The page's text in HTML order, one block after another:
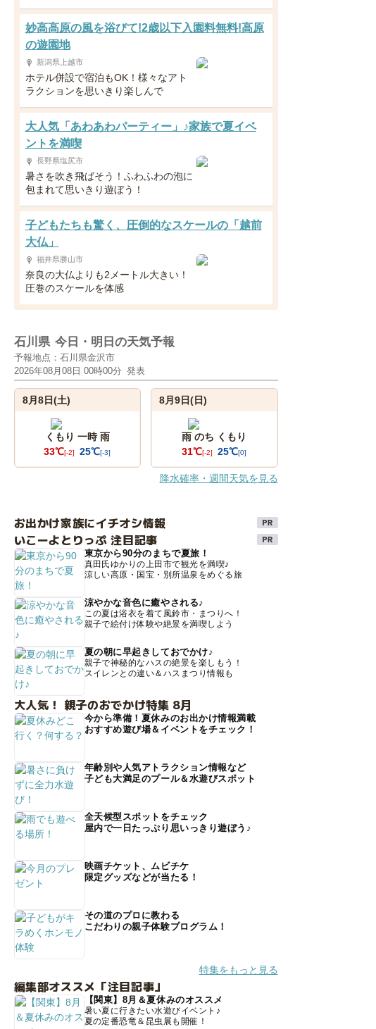
妙高高原の風を浴びて!2歳以下入園料無料!高原
の遊園地
新潟県上越市
ホテル併設で宿泊もOK！様々なアト
ラクションを思いきり楽しんで
大人気「あわあわパーティー」♪家族で夏イベ
ントを満喫
長野県塩尻市
暑さを吹き飛ばそう！ふわふわの泡に
包まれて思いきり遊ぼう！
子どもたちも驚く、圧倒的なスケールの「越前
大仏」
福井県勝山市
奈良の大仏よりも2メートル大きい！
圧巻のスケールを体感
石川県 今日・明日の天気予報
予報地点：石川県金沢市
2026年08月08日 00時00分 発表
8月8日(土)
くもり 一時 雨
33℃[-2] 25℃[-3]
8月9日(日)
雨 のち くもり
31℃[-2] 25℃[0]
降水確率・週間天気を見る
お出かけ家族にイチオシ情報
いこーよとりっぷ 注目記事
東京から90分のまちで夏旅！
真田氏ゆかりの上田市で観光を満喫♪
涼しい高原・国宝・別所温泉をめぐる旅
涼やかな音色に癒やされる♪
この夏は浴衣を着て風鈴市・まつりへ！
親子で絵付け体験や絶景を満喫しよう
夏の朝に早起きしておでかけ♪
親子で神秘的なハスの絶景を楽しもう！
スイレンとの違い＆ハスまつり情報も
大人気！ 親子のおでかけ特集 8月
今から準備！夏休みのお出かけ情報満載
おすすめ遊び場＆イベントをチェック！
年齢別や人気アトラクション情報など
子ども大満足のプール＆水遊びスポット
全天候型スポットをチェック
屋内で一日たっぷり思いっきり遊ぼう♪
映画チケット、ムビチケ
限定グッズなどが当たる！
その道のプロに教わる
こだわりの親子体験プログラム！
特集をもっと見る
編集部オススメ「注目記事」
【関東】8月＆夏休みのオススメ
暑い夏に行きたい水遊びイベント♪
夏の定番恐竜＆昆虫展も開催！